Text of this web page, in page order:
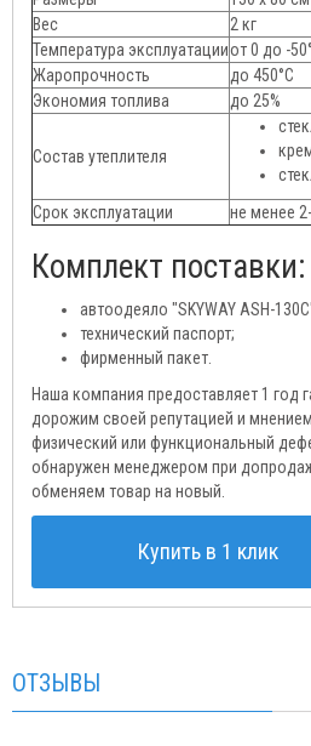
Вес
2 кг
Температура эксплуатацииот 0 до -
Жаропрочность
до 450°С
Экономия топлива
до 25%
Состав утеплителя
Срок эксплуатации
не менее
Комплект поставки:
автоодеяло "SKYWAY ASH-
технический паспорт;
фирменный пакет.
Наша компания предоставляет 1 год
дорожим своей репутацией и
физический или функциональный
обнаружен менеджером при
обменяем товар на новый.
Купить в 1 клик
ОТЗЫВЫ